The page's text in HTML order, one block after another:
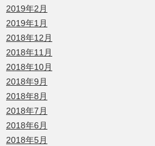
2019年2月
2019年1月
2018年12月
2018年11月
2018年10月
2018年9月
2018年8月
2018年7月
2018年6月
2018年5月